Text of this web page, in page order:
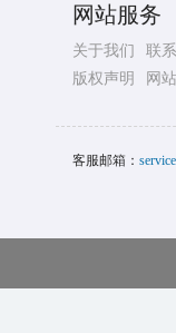
网站服务
关于我们 联
版权声明
网
客服邮箱：